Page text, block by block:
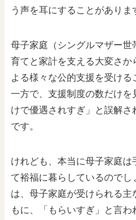
う声を耳にすることがありま
母子家庭（シングルマザー世
育てと家計を支える大変さか
よる様々な公的支援を受ける
一方で、支援制度の数だけを
けで優遇されすぎ」と誤解さ
です。
けれども、本当に母子家庭は
て裕福に暮らしているのでし
は、母子家庭が受けられる主
もに、「もらいすぎ」と言わ